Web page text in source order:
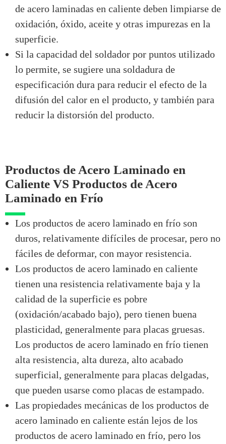
de acero laminadas en caliente deben limpiarse de
oxidación, óxido, aceite y otras impurezas en la
superficie.
Si la capacidad del soldador por puntos utilizado
lo permite, se sugiere una soldadura de
especificación dura para reducir el efecto de la
difusión del calor en el producto, y también para
reducir la distorsión del producto.
Productos de Acero Laminado en
Caliente VS Productos de Acero
Laminado en Frío
Los productos de acero laminado en frío son
duros, relativamente difíciles de procesar, pero no
fáciles de deformar, con mayor resistencia.
Los productos de acero laminado en caliente
tienen una resistencia relativamente baja y la
calidad de la superficie es pobre
(oxidación/acabado bajo), pero tienen buena
plasticidad, generalmente para placas gruesas.
Los productos de acero laminado en frío tienen
alta resistencia, alta dureza, alto acabado
superficial, generalmente para placas delgadas,
que pueden usarse como placas de estampado.
Las propiedades mecánicas de los productos de
acero laminado en caliente están lejos de los
productos de acero laminado en frío, pero los